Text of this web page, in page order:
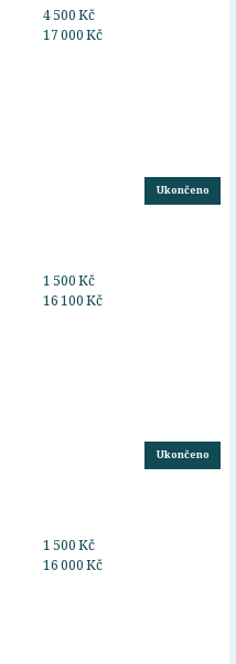
4 500 Kč
17 000 Kč
Ukončeno
1 500 Kč
16 100 Kč
Ukončeno
1 500 Kč
16 000 Kč